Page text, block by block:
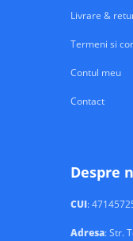
Livrare &
Termeni si
Contul meu
Contact
Despre
CUI:
Adresa: Str.